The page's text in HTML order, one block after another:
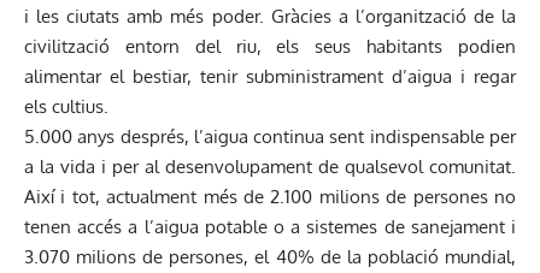
i les ciutats amb més poder. Gràcies a l’organització de la
civilització entorn del riu, els seus habitants podien
alimentar el bestiar, tenir subministrament d’aigua i regar
els cultius.
5.000 anys després, l’aigua continua sent indispensable per
a la vida i per al desenvolupament de qualsevol comunitat.
Així i tot, actualment més de 2.100 milions de persones no
tenen accés a l’aigua potable o a sistemes de sanejament i
3.070 milions de persones, el 40% de la població mundial,